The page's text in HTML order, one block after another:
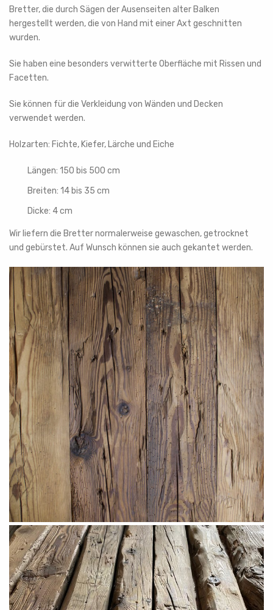
Bretter, die durch Sägen der Ausenseiten alter Balken
hergestellt werden, die von Hand mit einer Axt geschnitten
wurden.
Sie haben eine besonders verwitterte Oberfläche mit Rissen und
Facetten.
Sie können für die Verkleidung von Wänden und Decken
verwendet werden.
Holzarten: Fichte, Kiefer, Lärche und Eiche
Längen: 150 bis 500 cm
Breiten: 14 bis 35 cm
Dicke: 4 cm
Wir liefern die Bretter normalerweise gewaschen, getrocknet
und gebürstet. Auf Wunsch können sie auch gekantet werden.